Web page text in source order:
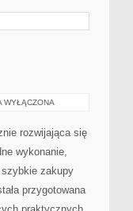
WYŁĄCZONA
rozwijająca się
wykonanie,
zakupy
przygotowana